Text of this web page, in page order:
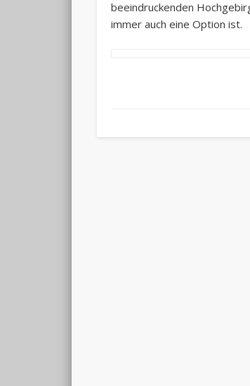
beeindruckenden
immer auch eine Option ist.